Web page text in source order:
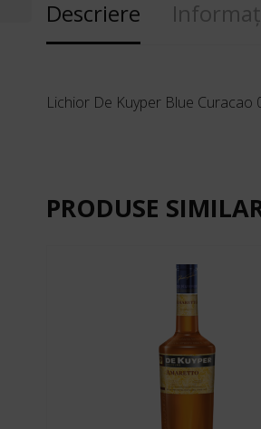
Descriere
Lichior De Kuyper Blue Curacao
PRODUSE